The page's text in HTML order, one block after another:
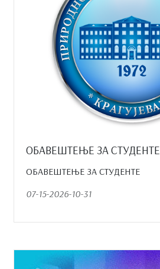
ОБАВЕШТЕЊЕ ЗА СТУДЕНТЕ
ОБАВЕШТЕЊЕ ЗА СТУДЕНТЕ
07-15-2026-10-31